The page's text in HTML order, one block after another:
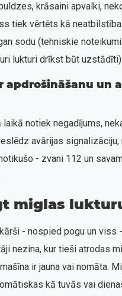
krāsaini apvalki,
tiek vērtēts kā neatbilstība
sodu (tehniskie
lukturi drīkst būt uzstādīti).
apdrošināšanu un
notiek negadījums,
avārijas signalizāciju,
- zvani 112 un
miglas
- nospied pogu un viss
nezina, kur tieši atrodas
ir jauna vai nomāta.
kā tuvās vai